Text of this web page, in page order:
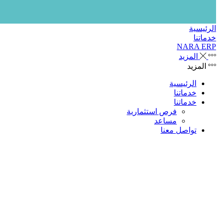
الرئيسية
خدماتنا
NARA ERP
المزيد
المزيد
الرئيسية
خدماتنا
خدماتنا
فرص استثمارية
مساعد
تواصل معنا